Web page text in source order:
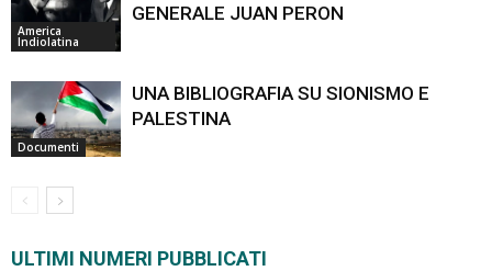
America
Indiolatina
GENERALE JUAN PERON
Documenti
UNA BIBLIOGRAFIA SU SIONISMO E
PALESTINA
ULTIMI NUMERI PUBBLICATI